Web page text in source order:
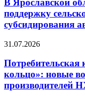
В Ярославской
поддержку
субсидирования
31.07.2026
Потребительская
кольцо»: новые
производителей